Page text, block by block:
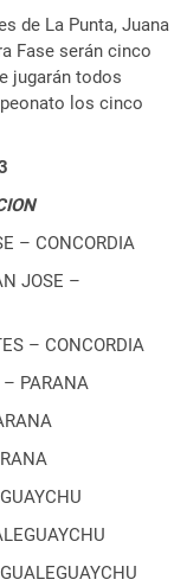
de La Punta, Juana
Fase serán cinco
jugarán todos
los cinco
– CONCORDIA
JOSE –
– CONCORDIA
– PARANA